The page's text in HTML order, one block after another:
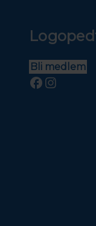
Bli medlem